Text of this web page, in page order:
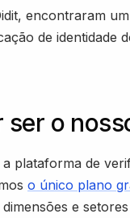
encontraram
de identidade
ser o
a plataforma de
o único plano
dimensões e